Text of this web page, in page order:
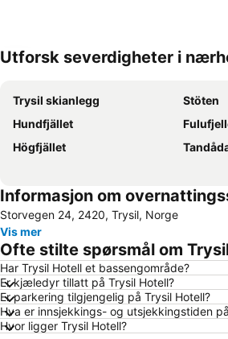
Utforsk severdigheter i
Trysil skianlegg
Stöten
Hundfjället
Högfjället
Informasjon om
Storvegen 24, 2420, Trysil, Norge
Vis mer
Ofte stilte spørsmål om
Har Trysil Hotell et bassengområde?
Er kjæledyr tillatt på Trysil Hotell?
Er parkering tilgjengelig på Trysil Hotell?
Hva er innsjekkings- og utsjekkingstiden
Hvor ligger Trysil Hotell?